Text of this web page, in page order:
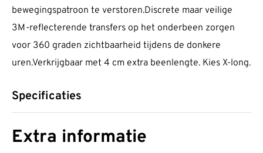
bewegingspatroon te verstoren.Discrete maar veilige
3M-reflecterende transfers op het onderbeen zorgen
voor 360 graden zichtbaarheid tijdens de donkere
uren.Verkrijgbaar met 4 cm extra beenlengte. Kies X-long.
Specificaties
Extra informatie